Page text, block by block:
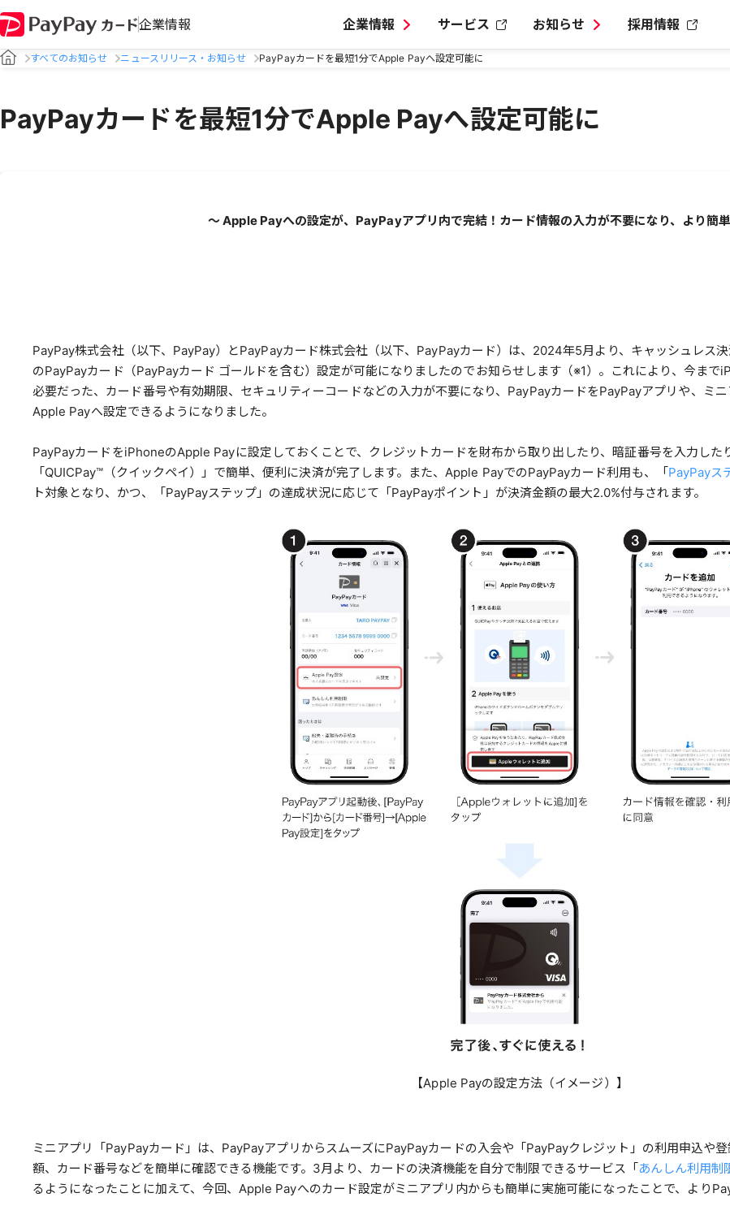
企業情報 企業情報 サービス お知らせ 採用情報
すべてのお知らせ ニュースリリース・お知らせ PayPayカードを最短1分でApple Payへ設定可能に
PayPayカードを最短1分でApple Payへ設定可能に
～ Apple Payへの設定が、PayPayアプリ内で完結！カード情報の入力が不要になり、より簡
PayPay株式会社（以下、PayPay）とPayPayカード株式会社（以下、PayPayカード）は、2024年5月より、キャッシュレス
のPayPayカード（PayPayカード ゴールドを含む）設定が可能になりましたのでお知らせします（※1）。これにより、今ま
必要だった、カード番号や有効期限、セキュリティーコードなどの入力が不要になり、PayPayカードをPayPayアプリや、ミ
Apple Payへ設定できるようになりました。
PayPayカードをiPhoneのApple Payに設定しておくことで、クレジットカードを財布から取り出したり、暗証番号を入力した
「QUICPay™（クイックペイ）」で簡単、便利に決済が完了します。また、Apple PayでのPayPayカード利用も、「PayPayス
ト対象となり、かつ、「PayPayステップ」の達成状況に応じて「PayPayポイント」が決済金額の最大2.0%付与されます。
【Apple Payの設定方法（イメージ）】
ミニアプリ「PayPayカード」は、PayPayアプリからスムーズにPayPayカードの入会や「PayPayクレジット」の利用申込や
額、カード番号などを簡単に確認できる機能です。3月より、カードの決済機能を自分で制限できるサービス「あんしん利用制
るようになったことに加えて、今回、Apple Payへのカード設定がミニアプリ内からも簡単に実施可能になったことで、より